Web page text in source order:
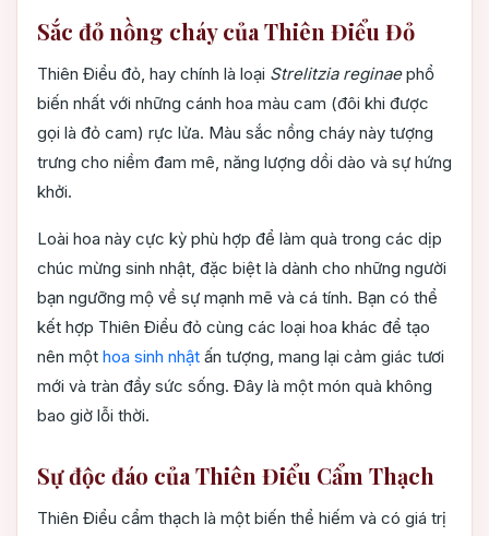
Sắc đỏ nồng cháy của Thiên Điểu Đỏ
Thiên Điểu đỏ, hay chính là loại Strelitzia reginaephổ
biến nhất với những cánh hoa màu cam (đôi khi được
gọi là đỏ cam) rực lửa. Màu sắc nồng cháy này tượng
trưng cho niềm đam mê, năng lượng dồi dào và sự hứng
khởi.
Loài hoa này cực kỳ phù hợp để làm quà trong các dịp
chúc mừng sinh nhật, đặc biệt là dành cho những người
bạn ngưỡng mộ về sự mạnh mẽ và cá tính. Bạn có thể
kết hợp Thiên Điểu đỏ cùng các loại hoa khác để tạo
nên một hoa sinh nhật ấn tượng, mang lại cảm giác tươi
mới và tràn đầy sức sống. Đây là một món quà không
bao giờ lỗi thời.
Sự độc đáo của Thiên Điểu Cẩm Thạch
Thiên Điểu cẩm thạch là một biến thể hiếm và có giá trị